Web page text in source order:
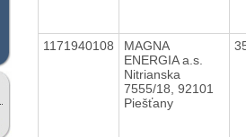
1171940108
MAGNA
ENERGIA a.s.
Nitrianska
7555/18, 92101
Piešťany